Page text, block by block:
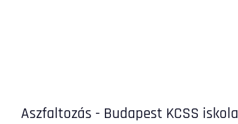
Aszfaltozás - Budapest KCSS iskola